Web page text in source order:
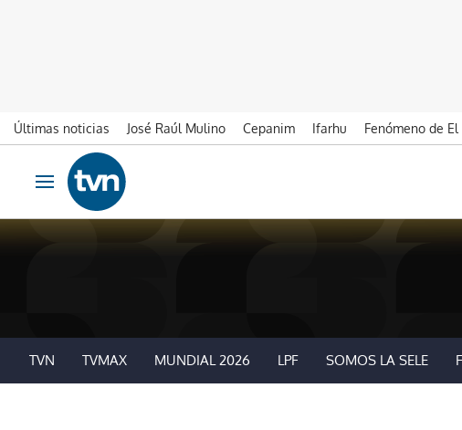
Últimas noticias José Raúl Mulino Cepanim Ifarhu Fenómeno de
Ir al contenido
Obrir navegació
TVN TVMAX MUNDIAL 2026 LPF SOMOS LA SELE